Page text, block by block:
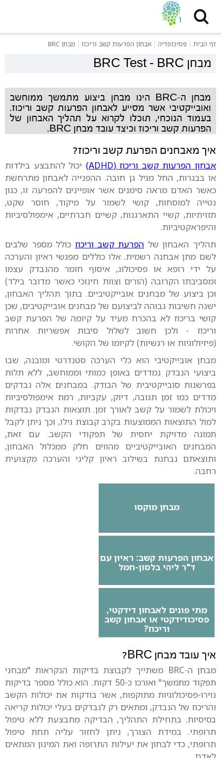
דף הבית פסיכופדיה אבחון הפרעות קשב וריכוז מבחן BRC
BRC Test - מבחן BRC
מבחן ה-BRC הינו מבחן ביצוע מתמשך ממוחשב
ואובייקטיבי אשר מסייע לאבחון הפרעות קשב וריכוז.
בעמוד הנוכחי, תוכלו לקרוא על תהליך האבחון של
הפרעות קשב וריכוז וכיצד עובד מבחן BRC.
איך מאבחנים הפרעת קשב וריכוז?
אבחון הפרעות קשב וריכוז (ADHD)
יכול להתבצע בילדות
או בבגרות, החל מגיל גן חובה. ההפנייה לאבחון מתרחשת
כאשר האדם מראה סימנים אשר אופיינים להפרעה זו, כגון
נטייה למוסחות, קושי לשמור על מיקוד, חוסר שקט,
תזזיתיות, קשיי התארגנות, קשיים חברתיים, אימפולסיביות
והיפראקטיביות.
תהליך האבחון של הפרעת קשב וריכוז כולל מספר שלבים
לשם מתן אבחנה רשמית. אלו כוללים מפגשי ראיון והערכה
על ידי רופא או פסיכולוג, איסוף חומר מהנבדק עצמו
ומסביבתו הקרובה (הורים וצוות חינוכי כאשר מדובר בילד)
וכן ביצוע של מבחנים אובייקטיביים. בתוך תהליך האבחון,
ישנה חשיבות גבוהה לביצועם של מבחנים אובייקטיבים, שכן
קושי בריכוז לא בהכרח מעיד על קיומה של הפרעת קשב
וריכוז - ולכן חשוב לשלול סיבות אפשריות אחרות
(פיזיולוגיות או רגשיות) לקיומו של הקושי.
מבחן אובייקטיבי הוא כלי הערכה סטנדרטי ומובנה, שבו
ביצועי הנבדק נמדדים באופן כמותי וממוחשב, ללא תלות
בפרשנות סובייקטיבית של הבודק. במבחנים אלה נבדקים
מדדים כמו זמן תגובה, דיוק, עקביות, רמת אימפולסיביות
ויכולת לשמור על קשב לאורך זמן. תוצאות הנבדק נבדקות
למול התוצאות הממוצעות בקרב קבוצת גילו, וכך ניתן לקבל
תמונה מדויקת יחסית של תפקודי הקשב. עם זאת,
המבחנים האובייקטיביים מהווים חלק ממכלול האבחון,
ותוצאתם נבחנת בשילוב ראיון קליני והערכה מקצועית
רחבה.
מבחן מוקסו
אבחון הפרעות קשב: ראיון עם
ד"ר ליהי בלסון-חמל
מתי פונים לאבחון דידקטי,
פסיכודידקטי או אבחון קשב
וריכוז?
איך עובד מבחן BRC?
מבחן ה-BRC משתייך לקבוצת בדיקות הנקראות "מבחני
תפקוד מתמשך" ואורכו כ-50 דקות. הוא כולל מספר בדיקות
נוירו-פסיכולוגיות מתוקפות, אשר בודקות את יכולות הקשב
והריכוז של הנבדק, ומתאים רק לנבדקים בעלי יכולות קריאה
בסיסיות. בתחילת התהליך, הבדיקה מתבצעת ללא טיפול
תרופתי. במידת הצורך, ניתן לחזור עליה תחת טיפול
תרופתי, כדי לבחון את יעילות התרופה ואת המינון המתאים